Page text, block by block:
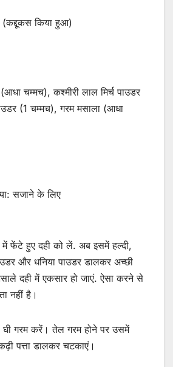
किया हुआ)
चम्मच), कश्मीरी लाल मिर्च पाउडर
(1 चम्मच), गरम मसाला (आधा
सजाने के लिए
फेंटे हुए दही को लें. अब इसमें हल्दी,
और धनिया पाउडर डालकर अच्छी
दही में एकसार हो जाएं. ऐसा करने से
नहीं है।
गरम करें। तेल गरम होने पर उसमें
पत्ता डालकर चटकाएं।